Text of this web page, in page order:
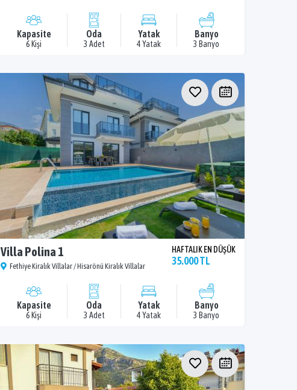
Kapasite
6 Kişi
Oda
3 Adet
Yatak
4 Yatak
Banyo
3 Banyo
Villa Polina 1
Fethiye Kiralık Villalar / Hisarönü Kiralık Villalar
HAFTALIK EN DÜŞÜK
35.000 TL
Kapasite
6 Kişi
Oda
3 Adet
Yatak
4 Yatak
Banyo
3 Banyo